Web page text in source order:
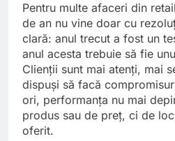
Pentru multe afaceri din
de an nu vine doar cu
clară: anul trecut a fost un
anul acesta trebuie să fie
Clienții sunt mai atenți, mai
dispuși să facă
ori, performanța nu mai
produs sau de preț, ci de
oferit.